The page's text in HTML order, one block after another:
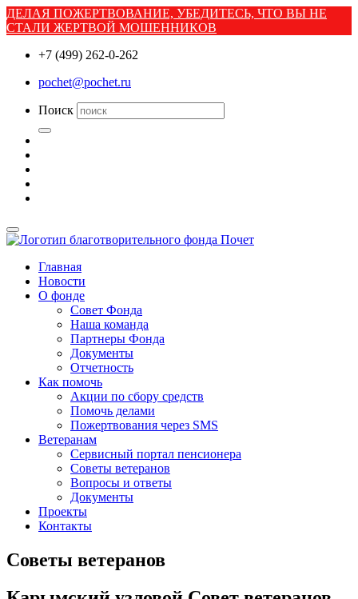
ДЕЛАЯ ПОЖЕРТВОВАНИЕ, УБЕДИТЕСЬ, ЧТО ВЫ НЕ
СТАЛИ ЖЕРТВОЙ МОШЕННИКОВ
+7 (499) 262-0-262
pochet@pochet.ru
Поиск
Главная
Новости
О фонде
Совет Фонда
Наша команда
Партнеры Фонда
Документы
Отчетность
Как помочь
Акции по сбору средств
Помочь делами
Пожертвования через SMS
Ветеранам
Сервисный портал пенсионера
Советы ветеранов
Вопросы и ответы
Документы
Проекты
Контакты
Советы ветеранов